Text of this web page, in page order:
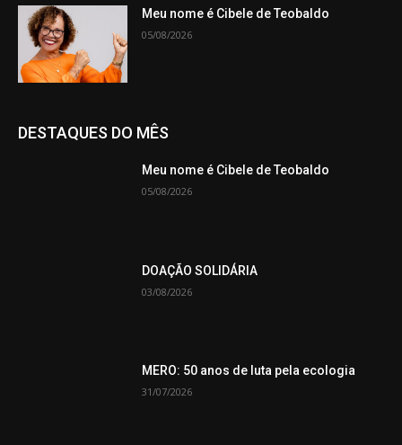
Meu nome é Cibele de Teobaldo
05/08/2026
DESTAQUES DO MÊS
Meu nome é Cibele de Teobaldo
05/08/2026
DOAÇÃO SOLIDÁRIA
03/08/2026
MERO: 50 anos de luta pela ecologia
31/07/2026